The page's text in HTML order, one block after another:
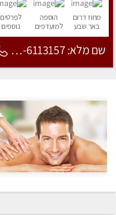
מחוז דרום
באר שבע
הוספה
למועדפים
לפרטים
נוספים
שם מלא: 053-6113157